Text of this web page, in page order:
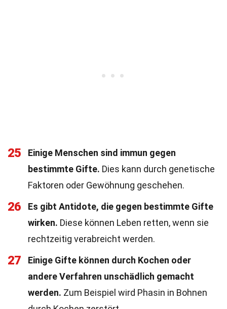
25
Einige Menschen sind immun gegen
bestimmte Gifte. Dies kann durch genetische
Faktoren oder Gewöhnung geschehen.
26
Es gibt Antidote, die gegen bestimmte Gifte
wirken. Diese können Leben retten, wenn sie
rechtzeitig verabreicht werden.
27
Einige Gifte können durch Kochen oder
andere Verfahren unschädlich gemacht
werden. Zum Beispiel wird Phasin in Bohnen